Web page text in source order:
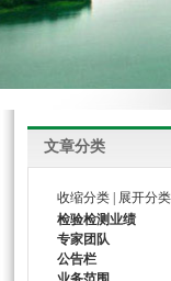
文章分类
收缩分类
展开分类
检验检测业绩
专家团队
公告栏